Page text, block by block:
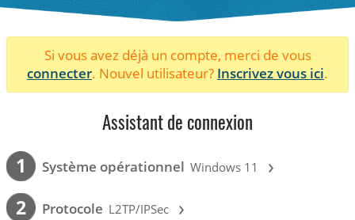
Si vous avez déjà un compte, merci de vous
connecter. Nouvel utilisateur? Inscrivez vous ici.
Assistant de connexion
1 Système opérationnel Windows 11 ›
2 Protocole L2TP/IPSec ›